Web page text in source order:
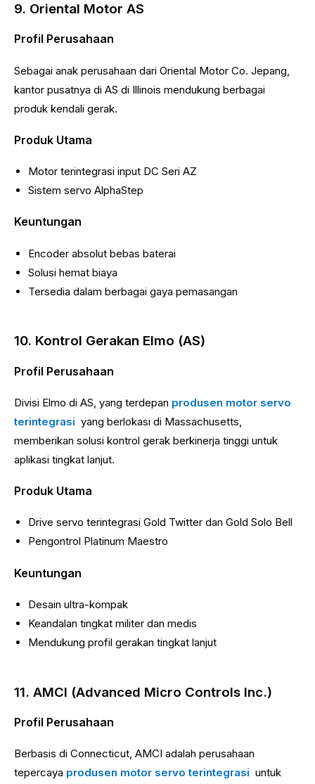
9. Oriental Motor AS
Profil Perusahaan
Sebagai anak perusahaan dari Oriental Motor Co. Jepang,
kantor pusatnya di AS di Illinois mendukung berbagai
produk kendali gerak.
Produk Utama
Motor terintegrasi input DC Seri AZ
Sistem servo AlphaStep
Keuntungan
Encoder absolut bebas baterai
Solusi hemat biaya
Tersedia dalam berbagai gaya pemasangan
10. Kontrol Gerakan Elmo (AS)
Profil Perusahaan
Divisi Elmo di AS, yang terdepan produsen motor servo
terintegrasi yang berlokasi di Massachusetts,
memberikan solusi kontrol gerak berkinerja tinggi untuk
aplikasi tingkat lanjut.
Produk Utama
Drive servo terintegrasi Gold Twitter dan Gold Solo Bell
Pengontrol Platinum Maestro
Keuntungan
Desain ultra-kompak
Keandalan tingkat militer dan medis
Mendukung profil gerakan tingkat lanjut
11. AMCI (Advanced Micro Controls Inc.)
Profil Perusahaan
Berbasis di Connecticut, AMCI adalah perusahaan
tepercaya produsen motor servo terintegrasi untuk